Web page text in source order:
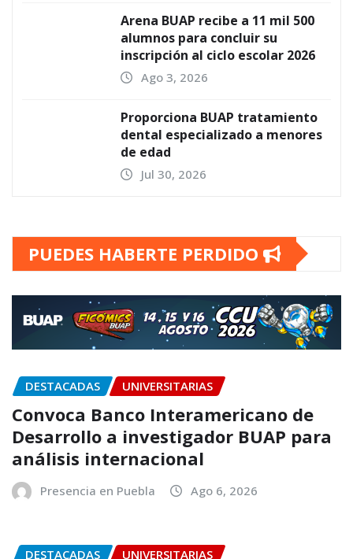
Arena BUAP recibe a 11 mil 500
alumnos para concluir su
inscripción al ciclo escolar 2026
Ago 3, 2026
Proporciona BUAP tratamiento
dental especializado a menores
de edad
Jul 30, 2026
PUEDES HABERTE PERDIDO
DESTACADAS UNIVERSITARIAS
Convoca Banco Interamericano de
Desarrollo a investigador BUAP para
análisis internacional
Presencia en Puebla Ago 6, 2026
DESTACADAS UNIVERSITARIAS